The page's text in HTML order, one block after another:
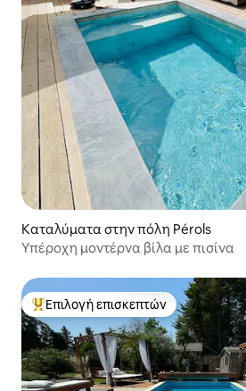
Καταλύματα στην πόλη Pérols
Υπέροχη μοντέρνα βίλα με πισίνα
Κορυφαία επιλογή επισκεπτών
Επιλογή επισκεπτών